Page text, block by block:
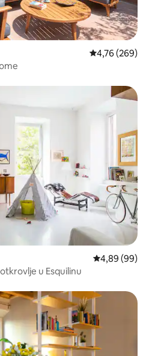
Prosječna
4,76 (269)
Prosječna
4,89 (99)
u Esquilinu